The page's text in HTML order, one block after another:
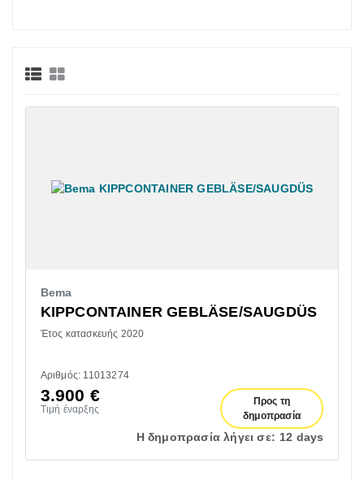
Bema
KIPPCONTAINER GEBLÄSE/SAUGDÜS
Έτος κατασκευής 2020
Αριθμός: 11013274
3.900 €
Τιμή έναρξης
Προς τη
δημοπρασία
Η δημοπρασία λήγει σε: 12 days